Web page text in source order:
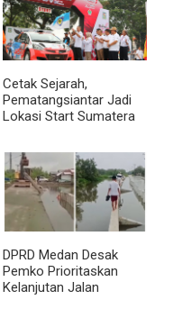
Cetak Sejarah,
Pematangsiantar Jadi
Lokasi Start Sumatera
DPRD Medan Desak
Pemko Prioritaskan
Kelanjutan Jalan